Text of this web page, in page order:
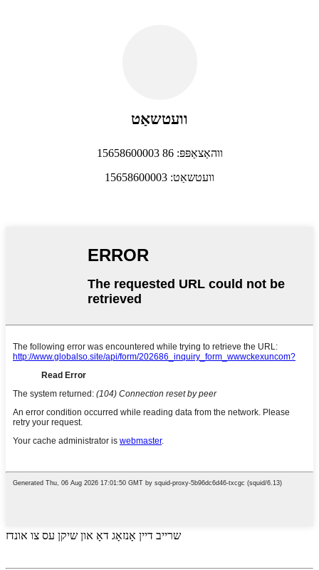
וועטשאַט
ווהאַצאַפּפּ: 86 15658600003
וועטשאַט: 15658600003
שרייב דיין אָנזאָג דאָ און שיקן עס צו אונדז